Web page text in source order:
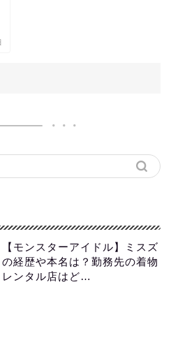
【モンスターアイドル】ミスズ
の経歴や本名は？勤務先の着物
レンタル店はど…